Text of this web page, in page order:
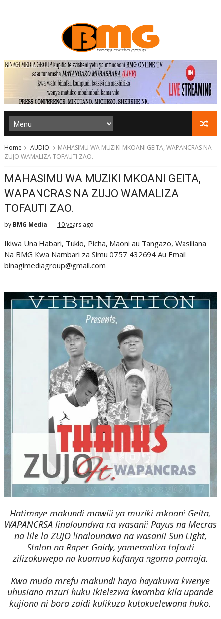
Home AUDIO
MAHASIMU WA MUZIKI MKOANI GEITA, WAPANCRAS NA
ZUJO WAMALIZA TOFAUTI ZAO.
MAHASIMU WA MUZIKI MKOANI GEITA,
WAPANCRAS NA ZUJO WAMALIZA
TOFAUTI ZAO.
by BMG Media 10 years ago
Ikiwa Una Habari, Tukio, Picha, Maoni au Tangazo, Wasiliana
Na BMG Kwa Nambari za Simu 0757 432694 Au Email
binagimediagroup@gmail.com
Hatimaye makundi mawili ya muziki mkoani Geita,
WAPANCRSA linaloundwa na wasanii Payus na Mecras
na lile la ZUJO linaloundwa na wasanii Sun Light,
Stalon na Raper Gaidy, yamemaliza tofauti
zilizokuwepo na kuamua kufanya ngoma pamoja.
Kwa muda mrefu makundi hayo hayakuwa kwenye
uhusiano mzuri huku ikielezwa kwamba kila upande
kujiona ni bora zaidi kulikuza kutokuelewana huko.